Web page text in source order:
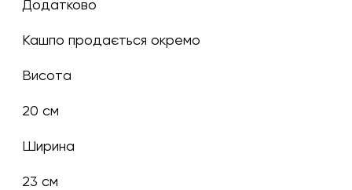
Додатково
Кашпо продається окремо
Висота
20 см
Ширина
23 см